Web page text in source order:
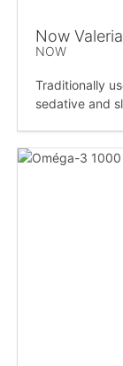
Now
NOW
Traditionally
sedative and